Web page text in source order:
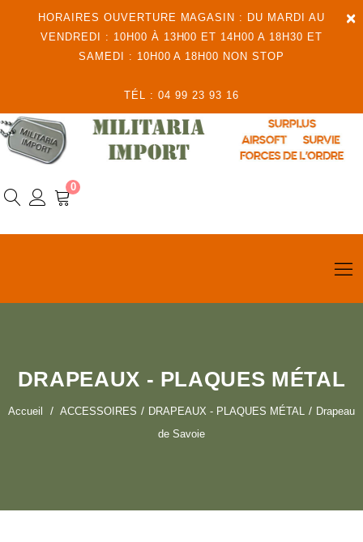
×
HORAIRES OUVERTURE MAGASIN : DU MARDI AU
VENDREDI : 10H00 À 13H00 ET 14H00 A 18H30 ET
SAMEDI : 10H00 A 18H00 NON STOP
TÉL : 04 99 23 93 16
0
DRAPEAUX - PLAQUES MÉTAL
Accueil ACCESSOIRES DRAPEAUX - PLAQUES MÉTAL
Drapeau
de Savoie